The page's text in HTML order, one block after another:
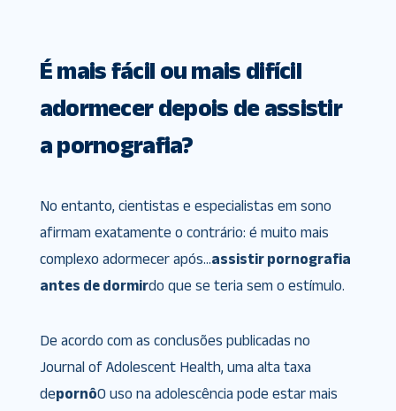
É mais fácil ou mais difícil
adormecer depois de assistir
a pornografia?
No entanto, cientistas e especialistas em sono
afirmam exatamente o contrário: é muito mais
complexo adormecer após…assistir pornografia
antes de dormirdo que se teria sem o estímulo.
De acordo com as conclusões publicadas no
Journal of Adolescent Health, uma alta taxa
depornôO uso na adolescência pode estar mais